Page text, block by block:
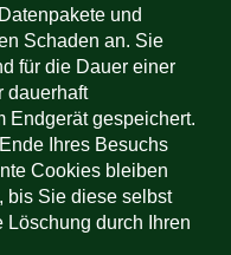
und
Schaden an. Sie
für die Dauer einer
dauerhaft
Endgerät gespeichert.
Ihres Besuchs
Cookies bleiben
bis Sie diese selbst
Löschung durch Ihren